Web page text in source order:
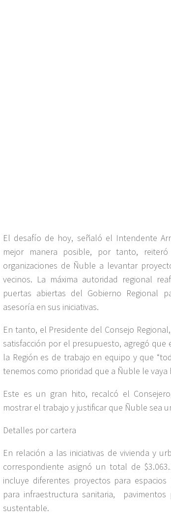
El desafío de hoy, señaló el Intendente
mejor manera posible, por tanto,
organizaciones de Ñuble a levantar
vecinos. La máxima autoridad regional
puertas abiertas del Gobierno Regional
asesoría en sus iniciativas.
En tanto, el Presidente del Consejo
satisfacción por el presupuesto, agregó
la Región es de trabajo en equipo y que
tenemos como prioridad que a Ñuble le vaya
Este es un gran hito, recalcó el
mostrar el trabajo y justificar que Ñuble sea
Detalles por cartera
En relación a las iniciativas de vivienda y
correspondiente asignó un total de
incluye diferentes proyectos para
para infraestructura sanitaria, pavimentos
sustentable.